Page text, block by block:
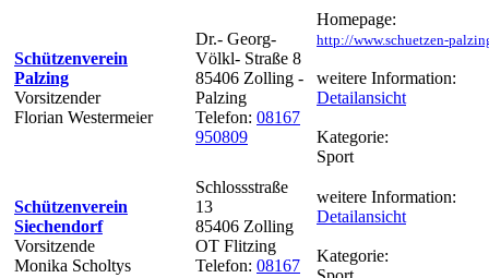
Schützenverein
Palzing
Vorsitzender
Florian Westermeier
Dr.- Georg-
Völkl- Straße 8
85406 Zolling -
Palzing
Telefon: 08167
950809
Homepage:
http://www.schuetzen-
weitere Information:
Detailansicht
Kategorie:
Sport
Schützenverein
Siechendorf
Vorsitzende
Monika Scholtys
Schlossstraße
13
85406 Zolling
OT Flitzing
Telefon: 08167
weitere Information:
Detailansicht
Kategorie: